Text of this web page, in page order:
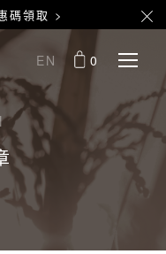
碼領取 >
EN 0